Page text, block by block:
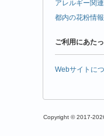
アレルギー関
都内の花粉情報
ご利用にあた
Webサイトに
Copyright © 2017-